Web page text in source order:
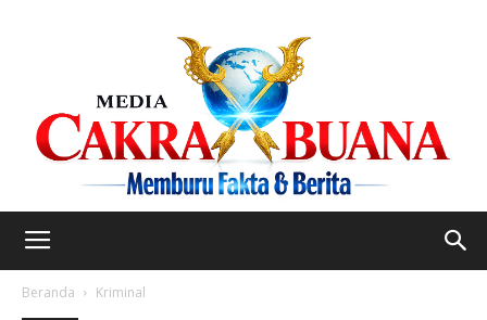
Beranda Kriminal